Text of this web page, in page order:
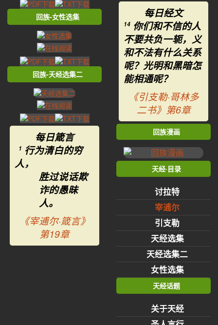
回族-女性选集
回族-天经选集二
每日箴言
1 行为清白的穷
人，
胜过说话欺
诈的愚昧
人。
《宰逋尔·箴言》
第19章
每日经文
14 你们和不信的人
不要共负一轭，义
和不法有什么关系
呢？光明和黑暗怎
能相通呢？
《引支勒·哥林多
二书》第6章
回族漫画
天经·目录
讨拉特
宰逋尔
引支勒
天经选集
天经选集二
女性选集
天经话题
关于天经